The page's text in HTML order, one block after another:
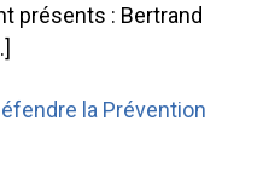
présents : Bertrand
la Prévention